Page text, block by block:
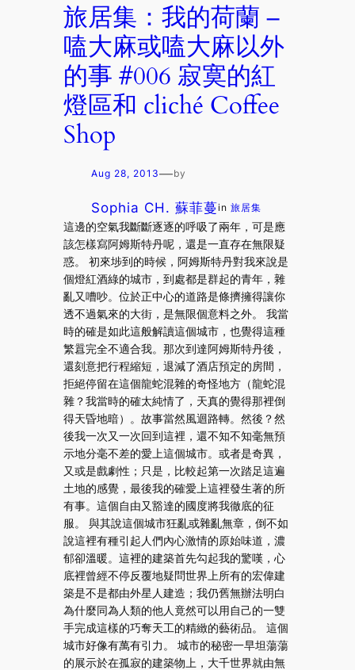
旅居集：我的荷蘭 –
嗑大麻或嗑大麻以外
的事 #006 寂寞的紅
燈區和 cliché Coffee
Shop
Aug 28, 2013—by
Sophia CH. 蘇菲蔓in旅居集
這邊的空氣我斷斷逐逐的呼吸了兩年，可是應
該怎樣寫阿姆斯特丹呢，還是一直存在無限疑
惑。 初來埗到的時候，阿姆斯特丹對我來說是
個燈紅酒綠的城市，到處都是群起的青年，雜
亂又嘈吵。位於正中心的道路是條擠擁得讓你
透不過氣來的大街，是無限個意料之外。 我當
時的確是如此這般解讀這個城市，也覺得這種
繁囂完全不適合我。那次到達阿姆斯特丹後，
還刻意把行程縮短，退減了酒店預定的房間，
拒絕停留在這個龍蛇混雜的奇怪地方（龍蛇混
雜？我當時的確太純情了，天真的覺得那裡倒
得天昏地暗）。故事當然風迴路轉。然後？然
後我一次又一次回到這裡，還不知不知毫無預
示地分毫不差的愛上這個城市。或者是奇異，
又或是戲劇性；只是，比較起第一次踏足這遍
土地的感覺，最後我的確愛上這裡發生著的所
有事。這個自由又豁達的國度將我徹底的征
服。 與其說這個城市狂亂或雜亂無章，倒不如
說這裡有種引起人們內心激情的原始味道，濃
郁卻溫暖。這裡的建築首先勾起我的驚嘆，心
底裡曾經不停反覆地疑問世界上所有的宏偉建
築是不是都由外星人建造；我仍舊無辦法明白
為什麼同為人類的他人竟然可以用自己的一雙
手完成這樣的巧奪天工的精緻的藝術品。 這個
城市好像有萬有引力。 城市的秘密一早坦蕩蕩
的展示於在孤寂的建築物上，大千世界就由無